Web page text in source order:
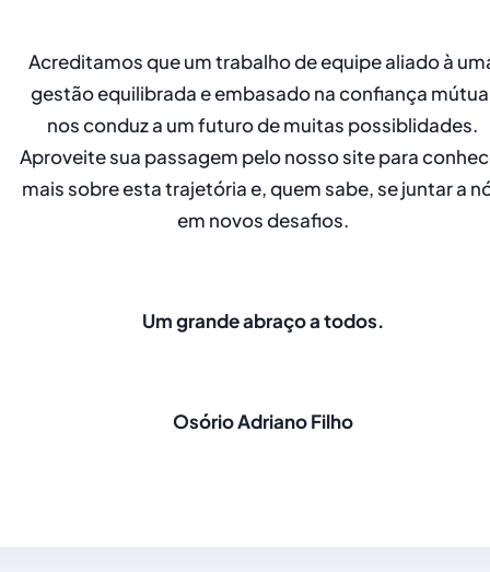
Acreditamos que um trabalho de equipe aliado à
gestão equilibrada e embasado na confiança
nos conduz a um futuro de muitas possiblidades.
Aproveite sua passagem pelo nosso site para
mais sobre esta trajetória e, quem sabe, se juntar a
em novos desafios.
Um grande abraço a todos.
Osório Adriano Filho